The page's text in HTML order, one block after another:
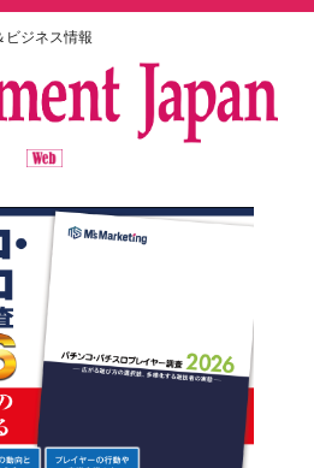
ビジネス情報